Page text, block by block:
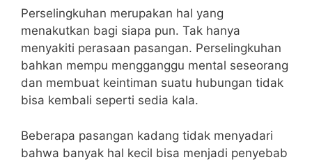
Perselingkuhan merupakan hal yang
menakutkan bagi siapa pun. Tak hanya
menyakiti perasaan pasangan. Perselingkuhan
bahkan mempu mengganggu mental seseorang
dan membuat keintiman suatu hubungan tidak
bisa kembali seperti sedia kala.
Beberapa pasangan kadang tidak menyadari
bahwa banyak hal kecil bisa menjadi penyebab